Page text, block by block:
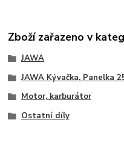
Zboží zařazeno v
JAWA
JAWA Kývačka, Panelka
Motor, karburátor
Ostatní díly